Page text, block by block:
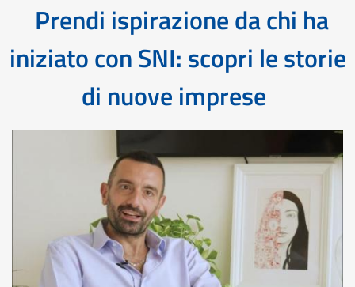
Prendi ispirazione da chi ha
iniziato con SNI: scopri le storie
di nuove imprese